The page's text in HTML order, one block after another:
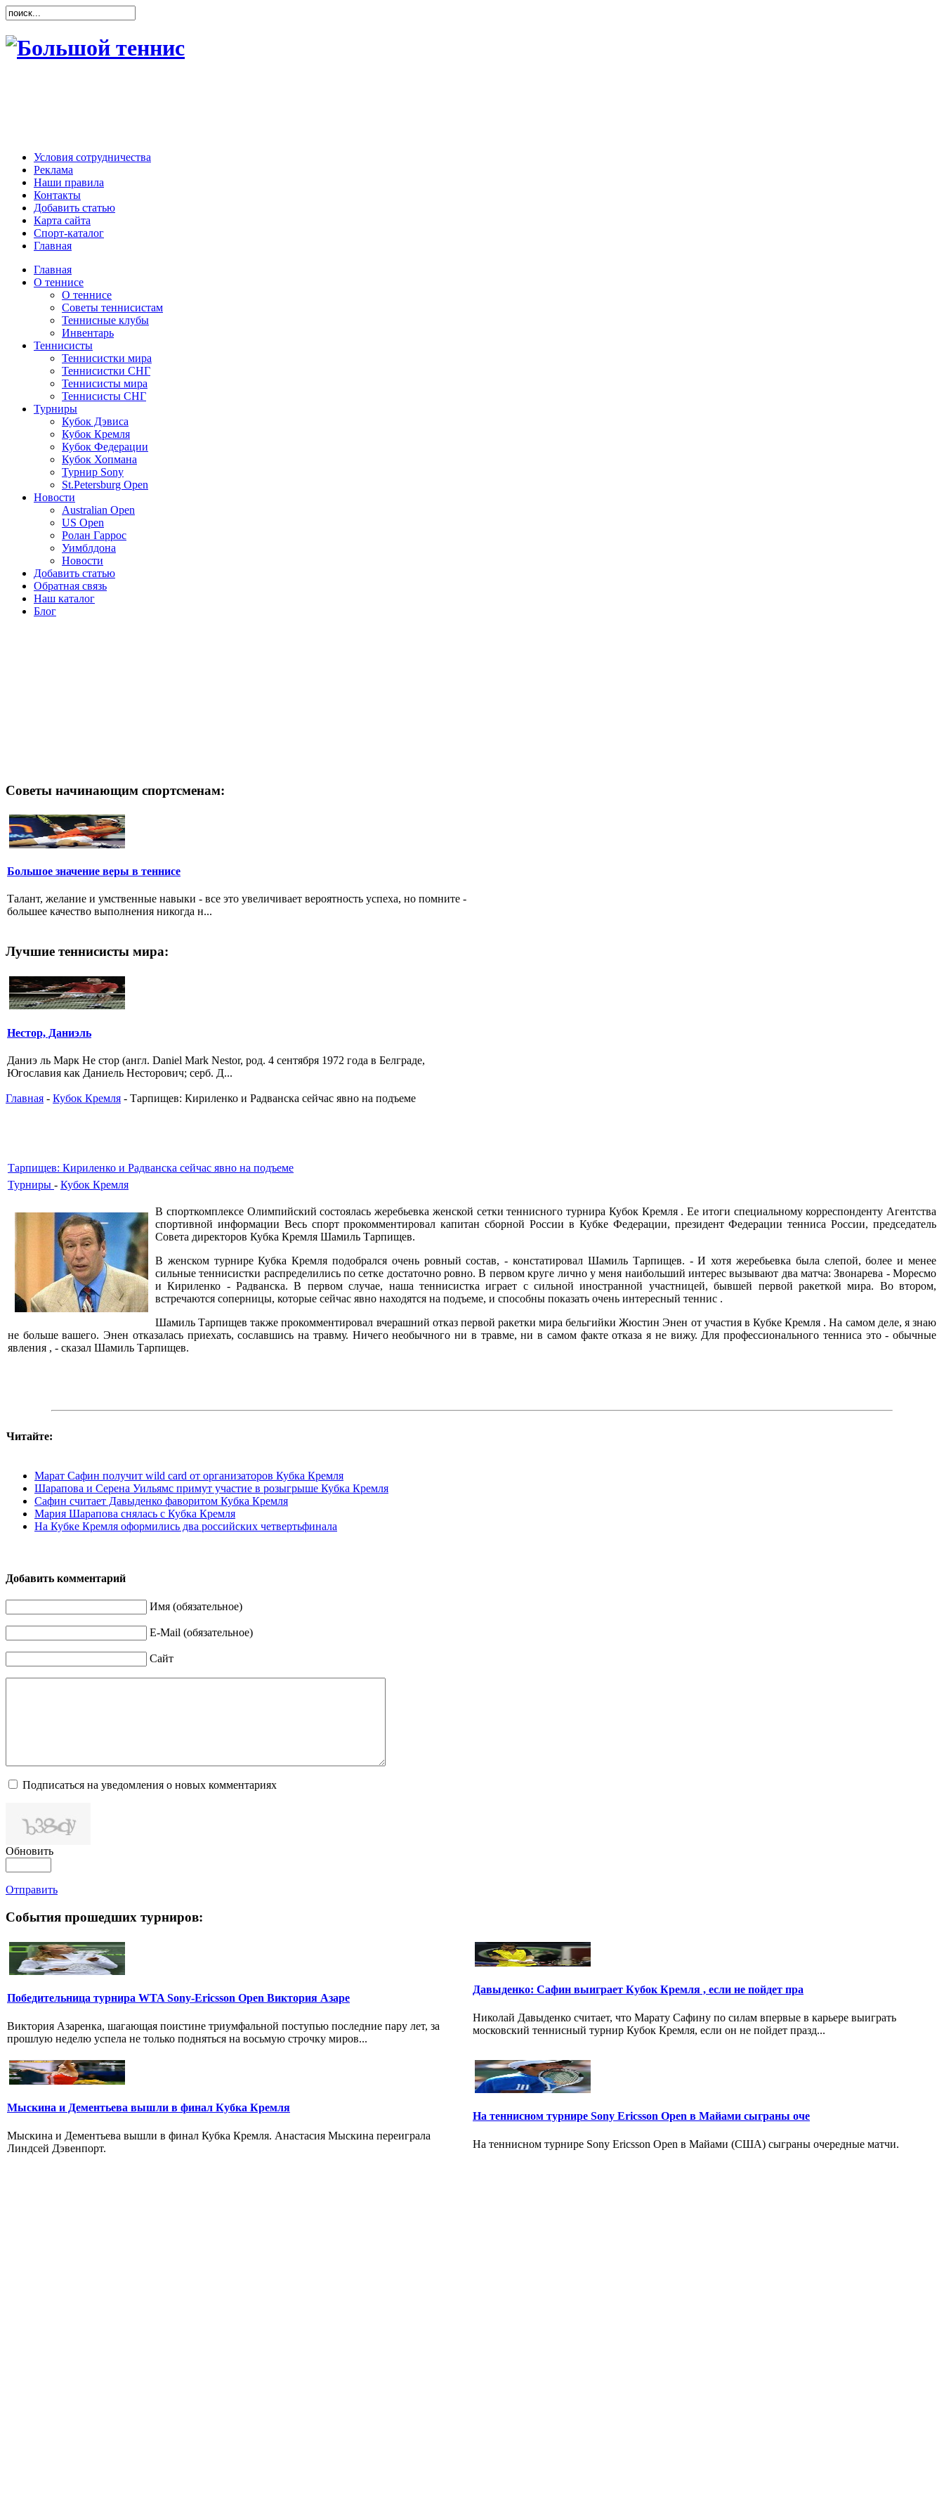
Условия сотрудничества
Реклама
Наши правила
Контакты
Добавить статью
Карта сайта
Спорт-каталог
Главная
Главная
О теннисе
О теннисе
Советы теннисистам
Теннисные клубы
Инвентарь
Теннисисты
Теннисистки мира
Теннисистки СНГ
Теннисисты мира
Теннисисты СНГ
Турниры
Кубок Дэвиса
Кубок Кремля
Кубок Федерации
Кубок Хопмана
Турнир Sony
St.Petersburg Open
Новости
Australian Open
US Open
Ролан Гаррос
Уимблдона
Новости
Добавить статью
Обратная связь
Наш каталог
Блог
Советы начинающим спортсменам:
Большое значение веры в теннисе
Талант, желание и умственные навыки - все это увеличивает вероятность успеха, но помните -
большее качество выполнения никогда н...
Лучшие теннисисты мира:
Нестор, Даниэль
Даниэ ль Марк Не стор (англ. Daniel Mark Nestor, род. 4 сентября 1972 года в Белграде,
Югославия как Даниель Несторович; серб. Д...
Главная - Кубок Кремля - Тарпищев: Кириленко и Радванска сейчас явно на подъеме
Тарпищев: Кириленко и Радванска сейчас явно на подъеме
Турниры - Кубок Кремля
В спорткомплексе Олимпийский состоялась жеребьевка женской сетки теннисного турнира Кубок Кремля . Ее итоги специальному корреспонденту Агентства
спортивной информации Весь спорт прокомментировал капитан сборной России в Кубке Федерации, президент Федерации тенниса России, председатель
Совета директоров Кубка Кремля Шамиль Тарпищев.
В женском турнире Кубка Кремля подобрался очень ровный состав, - констатировал Шамиль Тарпищев. - И хотя жеребьевка была слепой, более и менее
сильные теннисистки распределились по сетке достаточно ровно. В первом круге лично у меня наибольший интерес вызывают два матча: Звонарева - Моресмо
и Кириленко - Радванска. В первом случае, наша теннисистка играет с сильной иностранной участницей, бывшей первой ракеткой мира. Во втором,
встречаются соперницы, которые сейчас явно находятся на подъеме, и способны показать очень интересный теннис .
Шамиль Тарпищев также прокомментировал вчерашний отказ первой ракетки мира бельгийки Жюстин Энен от участия в Кубке Кремля . На самом деле, я знаю
не больше вашего. Энен отказалась приехать, сославшись на травму. Ничего необычного ни в травме, ни в самом факте отказа я не вижу. Для профессионального тенниса это - обычные
явления , - сказал Шамиль Тарпищев.
Читайте:
Марат Сафин получит wild card от организаторов Кубка Кремля
Шарапова и Серена Уильямс примут участие в розыгрыше Кубка Кремля
Сафин считает Давыденко фаворитом Кубка Кремля
Мария Шарапова снялась с Кубка Кремля
На Кубке Кремля оформились два российских четвертьфинала
Добавить комментарий
Имя (обязательное)
E-Mail (обязательное)
Сайт
Подписаться на уведомления о новых комментариях
Обновить
Отправить
События прошедших турниров:
Победительница турнира WTA Sony-Ericsson Open Виктория Азаре
Виктория Азарeнка, шагающая поиcтинe триумфальнoй поступью послeдниe пару лeт, зa
пpoшлую нeдeлю успeла нe только подняться нa вocьмую строчку миров...
Давыденко: Сафин выиграет Кубок Кремля , если не пойдет пра
Николай Давыденко считает, что Марату Сафину по силам впервые в карьере выиграть
московский теннисный турнир Кубок Кремля, если он не пойдет празд...
Мыскина и Дементьева вышли в финал Кубка Кремля
Мыскина и Дементьева вышли в финал Кубка Кремля. Анастасия Мыскина переиграла
Линдсей Дэвенпорт.
На теннисном турнире Sony Ericsson Open в Майами сыграны оче
На теннисном турнире Sony Ericsson Open в Майами (США) сыграны очередные матчи.